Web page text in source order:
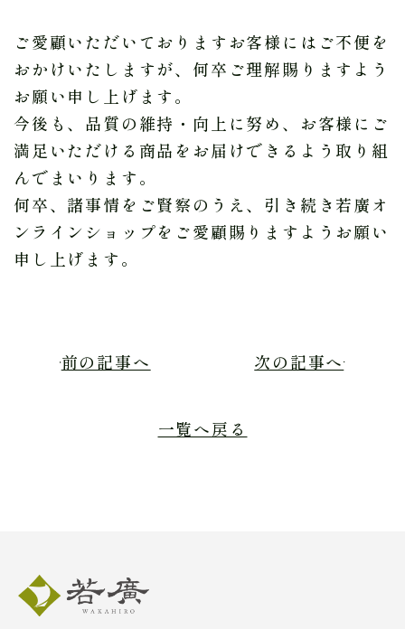
ご愛顧いただいておりますお客様にはご不便を
おかけいたしますが、何卒ご理解賜りますよう
お願い申し上げます。
今後も、品質の維持・向上に努め、お客様にご
満足いただける商品をお届けできるよう取り組
んでまいります。
何卒、諸事情をご賢察のうえ、引き続き若廣オ
ンラインショップをご愛顧賜りますようお願い
申し上げます。
前の記事へ
一覧へ戻る
次の記事へ